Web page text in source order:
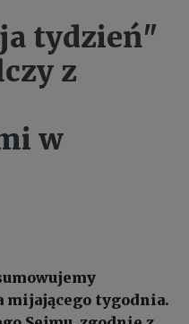
tydzień"
z
w
mijającego tygodnia.